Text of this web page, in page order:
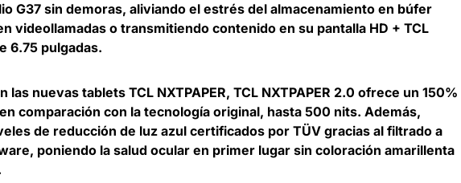
G37sin demoras, aliviando el estrés del almacenamiento en búfer
videollamadas o transmitiendo contenido en su pantalla HD + TCL
6.75 pulgadas.
las nuevas tablets TCL NXTPAPER, TCL NXTPAPER 2.0 ofrece un 150%
comparación con la tecnología original, hasta 500 nits. Además,
de reducción de luz azul certificados por TÜV gracias al filtrado a
poniendo la salud ocular en primer lugar sin coloración amarillenta